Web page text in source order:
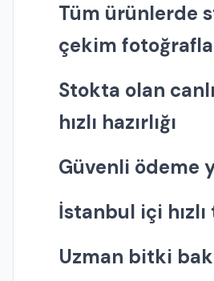
Tüm ürünlerde
çekim
Stokta olan
hızlı hazırlığı
Güvenli ödeme
İstanbul içi
Uzman bitki